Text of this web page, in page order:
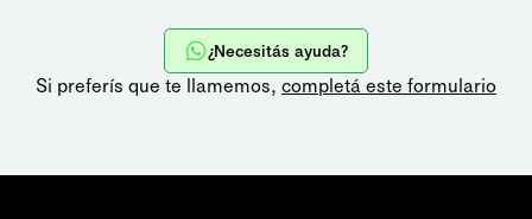
¿Necesitás ayuda?
Si preferís que te llamemos, completá este formulario